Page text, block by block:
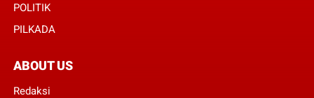
POLITIK
PILKADA
ABOUT US
Redaksi